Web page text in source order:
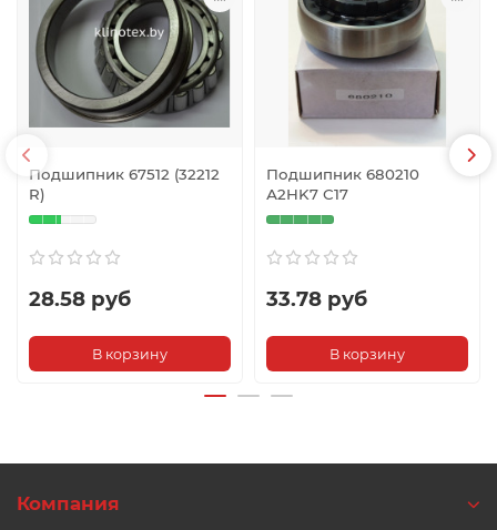
Подшипник 67512 (32212
R)
28.58 руб
В корзину
Подшипник 680210
А2HK7 С17
33.78 руб
В корзину
Компания